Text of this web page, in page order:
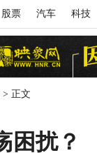
股票 汽车 科技
> 正文
困扰？